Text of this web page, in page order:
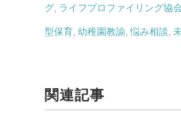
グ, ライフプロファイリング協
型保育, 幼稚園教諭,悩み相談,
関連記事